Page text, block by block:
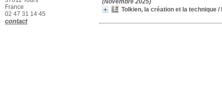
(Novembre 2025)
Tolkien, la création et la technique /
France
02 47 31 14 45
contact